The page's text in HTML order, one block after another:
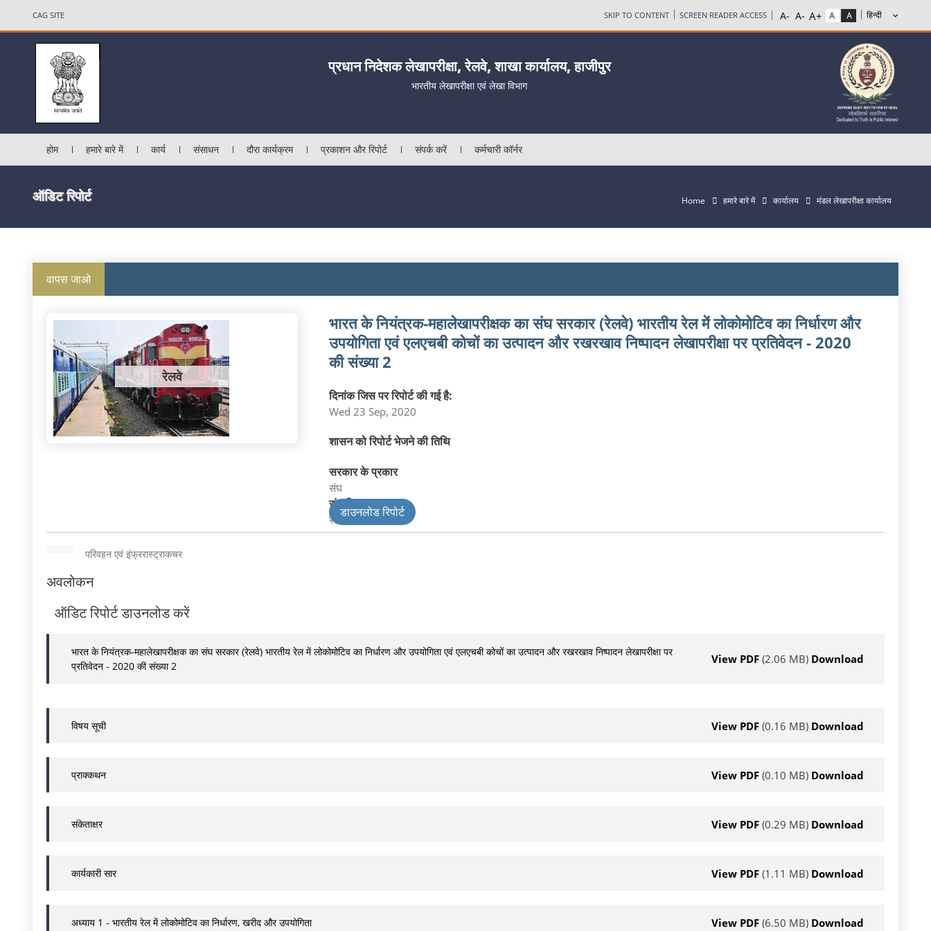
CAG SITE SKIP TO CONTENT SCREEN READER ACCESS
प्रधान निदेशक लेखापरीक्षा, रेलवे, शाखा कार्यालय, हाजीपुर
भारतीय लेखापरीक्षा एवं लेखा विभाग
होम हमारे बारे में कार्य संसाधन दौरा कार्यक्रम प्रकाशन और रिपोर्ट संपर्क करें कर्मचारी कॉर्नर
ऑडिट रिपोर्ट Home हमारे बारे में कार्यालय मंडल लेखापरीक्षा कार्यालय
वापस जाओ
रेलवे
भारत के नियंत्रक‑महालेखापरीक्षक का संघ सरकार (रेलवे) भारतीय रेल में लोकोमोटिव का निर्धारण और
उपयोगिता एवं एलएचबी कोचों का उत्‍पादन और रखरखाव निष्‍पादन लेखापरीक्षा पर प्रतिवेदन - 2020
की संख्या 2
दिनांक जिस पर रिपोर्ट की गई है:
Wed 23 Sep, 2020
शासन को रिपोर्ट भेजने की तिथि
सरकार के प्रकार
संघ
संघ विभाग
रेलवेडाउनलोड रिपोर्ट
परिवहन एवं इंफ्ररास्ट्राकचर
अवलोकन
ऑडिट रिपोर्ट डाउनलोड करें
भारत के नियंत्रक‑महालेखापरीक्षक का संघ सरकार (रेलवे) भारतीय रेल में लोकोमोटिव का निर्धारण और उपयोगिता एवं एलएचबी कोचों का उत्‍पादन और रखरखाव निष्‍पादन लेखापरीक्षा पर
प्रतिवेदन - 2020 की संख्या 2
View PDF (2.06 MB) Download
विषय सूची View PDF (0.16 MB) Download
प्राक्कथन View PDF (0.10 MB) Download
संकेताक्षर View PDF (0.29 MB) Download
कार्यकारी सार View PDF (1.11 MB) Download
अध्याय 1 - भारतीय रेल में लोकोमोटिव का निर्धारण, खरीद और उपयोगिता View PDF (6.50 MB) Download